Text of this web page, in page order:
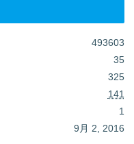
493603
35
325
141
1
9月 2, 2016